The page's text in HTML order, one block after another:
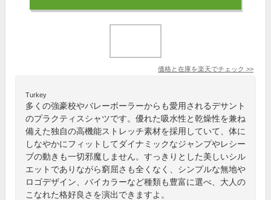
価格と在庫を楽天でチェック >>
Turkey
多くの強豪校やバレーボーラーからも愛用されるデサント
のプラクティスシャツです。優れた吸水性と乾燥性を兼ね
備えた独自の高機能ストレッチ素材を採用していて、体に
しなやかにフィットしてダイナミックなジャンプやレシー
ブの動きも一切邪魔しません。すっきりとした美しいシル
エットでありながら窮屈さも全くなく、シンプルな無地や
ロゴデザイン、バイカラーなど種類も豊富に選べ、大人の
こなれた格好良さを演出できますよ。